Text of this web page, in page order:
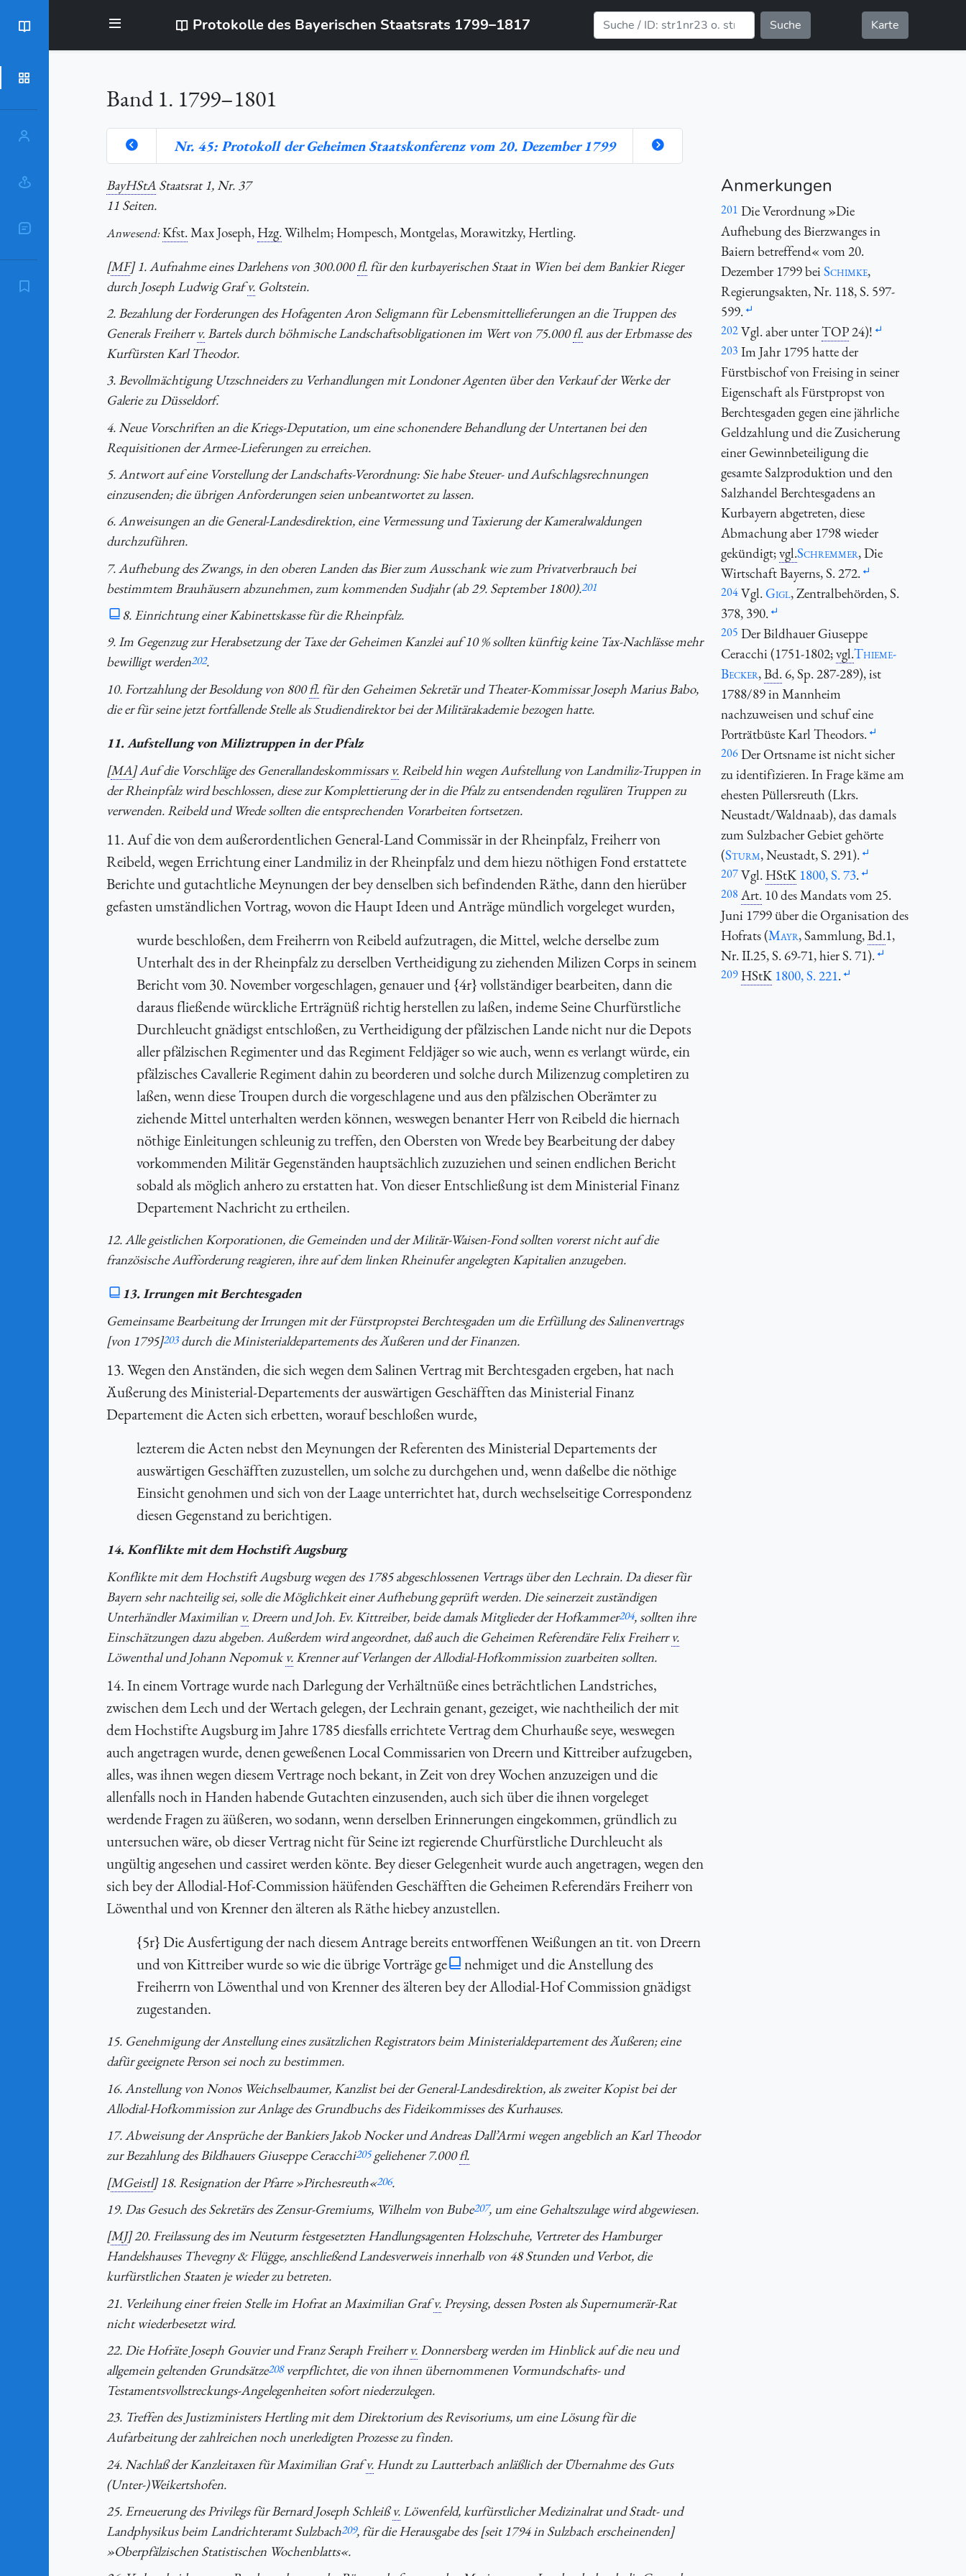
Protokolle des Bayerischen Staatsrats 1799–1817 Suche Karte
Sachschlagworte
Zitierempfehlung
Band 1. 1799–1801
Nr. 45: Protokoll der Geheimen Staatskonferenz vom 20. Dezember 1799
BayHStA Staatsrat 1, Nr. 37
11 Seiten.
Anwesend:Kfst.Max Joseph, Hzg.Wilhelm; Hompesch, Montgelas, Morawitzky, Hertling.
[MF] 1. Aufnahme eines Darlehens von 300.000fl.für den kurbayerischen Staat in Wien bei dem Bankier Rieger
durch Joseph Ludwig Grafv. Goltstein.
2. Bezahlung der Forderungen des Hofagenten Aron Seligmann für Lebensmittellieferungen an die Truppen des
Generals Freiherrv.Bartels durch böhmische Landschaftsobligationen im Wert von 75.000fl. aus der Erbmasse des
Kurfürsten Karl Theodor.
3. Bevollmächtigung Utzschneiders zu Verhandlungen mit Londoner Agenten über den Verkauf der Werke der
Galerie zu Düsseldorf.
4. Neue Vorschriften an die Kriegs-Deputation, um eine schonendere Behandlung der Untertanen bei den
Requisitionen der Armee-Lieferungen zu erreichen.
5. Antwort auf eine Vorstellung der Landschafts-Verordnung: Sie habe Steuer- und Aufschlagsrechnungen
einzusenden; die übrigen Anforderungen seien unbeantwortet zu lassen.
6. Anweisungen an die General-Landesdirektion, eine Vermessung und Taxierung der Kameralwaldungen
durchzuführen.
7. Aufhebung des Zwangs, in den oberen Landen das Bier zum Ausschank wie zum Privatverbrauch bei
bestimmtem Brauhäusern abzunehmen, zum kommenden Sudjahr (ab 29. September 1800).201
8. Einrichtung einer Kabinettskasse für die Rheinpfalz.
9. Im Gegenzug zur Herabsetzung der Taxe der Geheimen Kanzlei auf 10 % sollten künftig keine Tax-Nachlässe mehr
bewilligt werden202.
10. Fortzahlung der Besoldung von 800fl.für den Geheimen Sekretär und Theater-Kommissar Joseph Marius Babo,
die er für seine jetzt fortfallende Stelle als Studiendirektor bei der Militärakademie bezogen hatte.
11. Aufstellung von Miliztruppen in der Pfalz
[MA] Auf die Vorschläge des Generallandeskommissars v.Reibeld hin wegen Aufstellung von Landmiliz-Truppen in
der Rheinpfalz wird beschlossen, diese zur Komplettierung der in die Pfalz zu entsendenden regulären Truppen zu
verwenden. Reibeld und Wrede sollten die entsprechenden Vorarbeiten fortsetzen.
11. Auf die von dem außerordentlichen General-Land Commissär in der Rheinpfalz, Freiherr von
Reibeld, wegen Errichtung einer Landmiliz in der Rheinpfalz und dem hiezu nöthigen Fond erstattete
Berichte und gutachtliche Meynungen der bey denselben sich befindenden Räthe, dann den hierüber
gefasten umständlichen Vortrag, wovon die Haupt Ideen und Anträge mündlich vorgeleget wurden,
wurde beschloßen, dem Freiherrn von Reibeld aufzutragen, die Mittel, welche derselbe zum
Unterhalt des in der Rheinpfalz zu derselben Vertheidigung zu ziehenden Milizen Corps in seinem
Bericht vom 30. November vorgeschlagen, genauer und {4r} vollständiger bearbeiten, dann die
daraus fließende würckliche Erträgnüß richtig herstellen zu laßen, indeme Seine Churfürstliche
Durchleucht gnädigst entschloßen, zu Vertheidigung der pfälzischen Lande nicht nur die Depots
aller pfälzischen Regimenter und das Regiment Feldjäger so wie auch, wenn es verlangt würde, ein
pfälzisches Cavallerie Regiment dahin zu beorderen und solche durch Milizenzug completiren zu
laßen, wenn diese Troupen durch die vorgeschlagene und aus den pfälzischen Oberämter zu
ziehende Mittel unterhalten werden können, weswegen benanter Herr von Reibeld die hiernach
nöthige Einleitungen schleunig zu treffen, den Obersten von Wrede bey Bearbeitung der dabey
vorkommenden Militär Gegenständen hauptsächlich zuzuziehen und seinen endlichen Bericht
sobald als möglich anhero zu erstatten hat. Von dieser Entschließung ist dem Ministerial Finanz
Departement Nachricht zu ertheilen.
12. Alle geistlichen Korporationen, die Gemeinden und der Militär-Waisen-Fond sollten vorerst nicht auf die
französische Aufforderung reagieren, ihre auf dem linken Rheinufer angelegten Kapitalien anzugeben.
13. Irrungen mit Berchtesgaden
Gemeinsame Bearbeitung der Irrungen mit der Fürstpropstei Berchtesgaden um die Erfüllung des Salinenvertrags
[von 1795]203durch die Ministerialdepartements des Äußeren und der Finanzen.
13. Wegen den Anständen, die sich wegen dem Salinen Vertrag mit Berchtesgaden ergeben, hat nach
Äußerung des Ministerial-Departements der auswärtigen Geschäfften das Ministerial Finanz
Departement die Acten sich erbetten, worauf beschloßen wurde,
lezterem die Acten nebst den Meynungen der Referenten des Ministerial Departements der
auswärtigen Geschäfften zuzustellen, um solche zu durchgehen und, wenn daßelbe die nöthige
Einsicht genohmen und sich von der Laage unterrichtet hat, durch wechselseitige Correspondenz
diesen Gegenstand zu berichtigen.
14. Konflikte mit dem Hochstift Augsburg
Konflikte mit dem Hochstift Augsburg wegen des 1785 abgeschlossenen Vertrags über den Lechrain. Da dieser für
Bayern sehr nachteilig sei, solle die Möglichkeit einer Aufhebung geprüft werden. Die seinerzeit zuständigen
Unterhändler Maximilian v.Dreern und Joh. Ev. Kittreiber, beide damals Mitglieder der Hofkammer204, sollten ihre
Einschätzungen dazu abgeben. Außerdem wird angeordnet, daß auch die Geheimen Referendäre Felix Freiherrv.
Löwenthal und Johann Nepomuk v. Krenner auf Verlangen der Allodial-Hofkommission zuarbeiten sollten.
14. In einem Vortrage wurde nach Darlegung der Verhältnüße eines beträchtlichen Landstriches,
zwischen dem Lech und der Wertach gelegen, der Lechrain genant, gezeiget, wie nachtheilich der mit
dem Hochstifte Augsburg im Jahre 1785 diesfalls errichtete Vertrag dem Churhauße seye, weswegen
auch angetragen wurde, denen geweßenen Local Commissarien von Dreern und Kittreiber aufzugeben,
alles, was ihnen wegen diesem Vertrage noch bekant, in Zeit von drey Wochen anzuzeigen und die
allenfalls noch in Handen habende Gutachten einzusenden, auch sich über die ihnen vorgeleget
werdende Fragen zu äüßeren, wo sodann, wenn derselben Erinnerungen eingekommen, gründlich zu
untersuchen wäre, ob dieser Vertrag nicht für Seine izt regierende Churfürstliche Durchleucht als
ungültig angesehen und cassiret werden könte. Bey dieser Gelegenheit wurde auch angetragen, wegen den
sich bey der Allodial-Hof-Commission häüfenden Geschäfften die Geheimen Referendärs Freiherr von
Löwenthal und von Krenner den älteren als Räthe hiebey anzustellen.
{5r} Die Ausfertigung der nach diesem Antrage bereits entworffenen Weißungen an tit. von Dreern
und von Kittreiber wurde so wie die übrige Vorträge ge
nehmiget und die Anstellung des
Freiherrn von Löwenthal und von Krenner des älteren bey der Allodial-Hof Commission gnädigst
zugestanden.
15. Genehmigung der Anstellung eines zusätzlichen Registrators beim Ministerialdepartement des Äußeren; eine
dafür geeignete Person sei noch zu bestimmen.
16. Anstellung von Nonos Weichselbaumer, Kanzlist bei der General-Landesdirektion, als zweiter Kopist bei der
Allodial-Hofkommission zur Anlage des Grundbuchs des Fideikommisses des Kurhauses.
17. Abweisung der Ansprüche der Bankiers Jakob Nocker und Andreas Dall’Armi wegen angeblich an Karl Theodor
zur Bezahlung des Bildhauers Giuseppe Ceracchi205geliehener 7.000fl.
[MGeistl] 18. Resignation der Pfarre »Pirchesreuth«206.
19. Das Gesuch des Sekretärs des Zensur-Gremiums, Wilhelm von Bube207, um eine Gehaltszulage wird abgewiesen.
[MJ] 20. Freilassung des im Neuturm festgesetzten Handlungsagenten Holzschuhe, Vertreter des Hamburger
Handelshauses Thevegny & Flügge, anschließend Landesverweis innerhalb von 48 Stunden und Verbot, die
kurfürstlichen Staaten je wieder zu betreten.
21. Verleihung einer freien Stelle im Hofrat an Maximilian Grafv.Preysing, dessen Posten als Supernumerär-Rat
nicht wiederbesetzt wird.
22. Die Hofräte Joseph Gouvier und Franz Seraph Freiherrv.Donnersberg werden im Hinblick auf die neu und
allgemein geltenden Grundsätze208verpflichtet, die von ihnen übernommenen Vormundschafts- und
Testamentsvollstreckungs-Angelegenheiten sofort niederzulegen.
23. Treffen des Justizministers Hertling mit dem Direktorium des Revisoriums, um eine Lösung für die
Aufarbeitung der zahlreichen noch unerledigten Prozesse zu finden.
24. Nachlaß der Kanzleitaxen für Maximilian Grafv. Hundt zu Lautterbach anläßlich der Übernahme des Guts
(Unter-)Weikertshofen.
25. Erneuerung des Privilegs für Bernard Joseph Schleißv.Löwenfeld, kurfürstlicher Medizinalrat und Stadt- und
Landphysikus beim Landrichteramt Sulzbach209, für die Herausgabe des [seit 1794 in Sulzbach erscheinenden]
»Oberpfälzischen Statistischen Wochenblatts«.
Anmerkungen
201 Die Verordnung »Die
Aufhebung des Bierzwanges in
Baiern betreffend« vom 20.
Dezember 1799 bei Schimke,
Regierungsakten, Nr. 118, S. 597-
599.
202Vgl. aber unterTOP24)!
203 Im Jahr 1795 hatte der
Fürstbischof von Freising in seiner
Eigenschaft als Fürstpropst von
Berchtesgaden gegen eine jährliche
Geldzahlung und die Zusicherung
einer Gewinnbeteiligung die
gesamte Salzproduktion und den
Salzhandel Berchtesgadens an
Kurbayern abgetreten, diese
Abmachung aber 1798 wieder
gekündigt;vgl.Schremmer, Die
Wirtschaft Bayerns, S. 272.
204Vgl.Gigl, Zentralbehörden, S.
378, 390.
205 Der Bildhauer Giuseppe
Ceracchi (1751-1802;vgl.Thieme-
Becker,Bd. 6, Sp. 287-289), ist
1788/89 in Mannheim
nachzuweisen und schuf eine
Porträtbüste Karl Theodors.
206Der Ortsname ist nicht sicher
zu identifizieren. In Frage käme am
ehesten Püllersreuth (Lkrs.
Neustadt/Waldnaab), das damals
zum Sulzbacher Gebiet gehörte
(Sturm, Neustadt, S. 291).
207Vgl. HStK 1800, S. 73.
208 Art. 10 des Mandats vom 25.
Juni 1799 über die Organisation des
Hofrats (Mayr, Sammlung,Bd.1,
Nr. II.25, S. 69-71, hier S. 71).
209 HStK 1800, S. 221.